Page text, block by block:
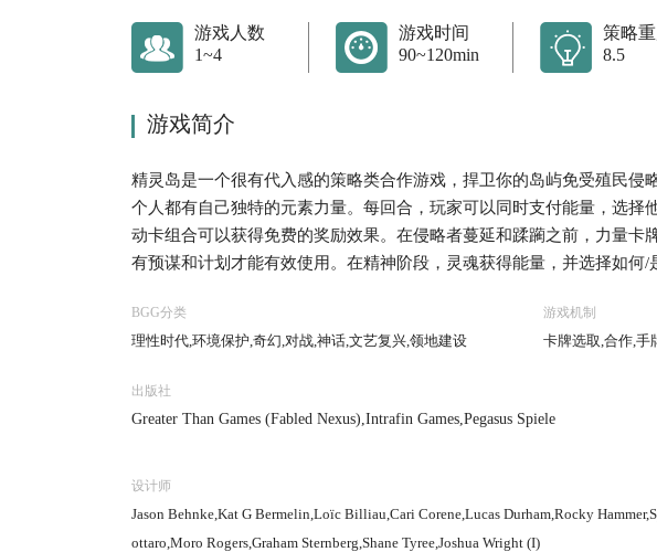
游戏人数
1~4
游戏时间
90~120min
策略
8.5
游戏简介
精灵岛是一个很有代入感的策略类合作游戏，捍卫你的岛屿免受殖民侵
个人都有自己独特的元素力量。每回合，玩家可以同时支付能量，选择
动卡组合可以获得免费的奖励效果。在侵略者蔓延和蹂躏之前，力量卡
有预谋和计划才能有效使用。在精神阶段，灵魂获得能量，并选择如何
BGG分类
理性时代,环境保护,奇幻,对战,神话,文艺复兴,领地建设
游戏机制
卡牌选取,合作,手
出版社
Greater Than Games (Fabled Nexus),Intrafin Games,Pegasus Spiele
设计师
Jason Behnke,Kat G Bermelin,Loïc Billiau,Cari Corene,Lucas Durham,Rocky
ottaro,Moro Rogers,Graham Sternberg,Shane Tyree,Joshua Wright (I)